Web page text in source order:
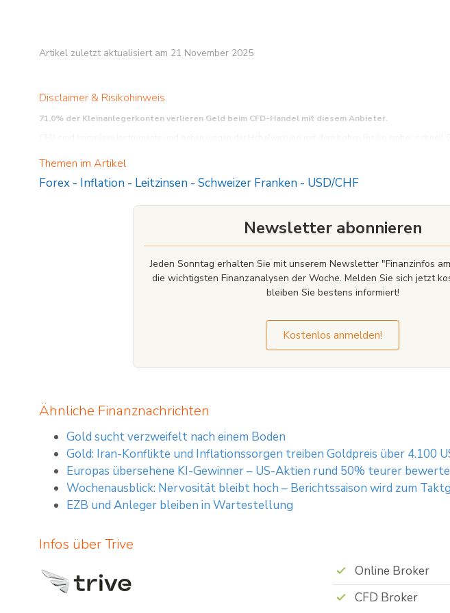
Artikel zuletzt aktualisiert am 21 November 2025
Disclaimer & Risikohinweis
71,0% der Kleinanlegerkonten verlieren Geld beim CFD-Handel mit diesem Anbieter.
sowohl steigen als auch sinken.
Themen im Artikel
Forex - Inflation - Leitzinsen -Schweizer Franken - USD/CHF
Newsletter abonnieren
Jeden Sonntag erhalten Sie mit unserem Newsletter "Finanzinfos
die wichtigsten Finanzanalysen der Woche. Melden Sie sich jetzt
bleiben Sie bestens informiert!
Kostenlos anmelden!
Ähnliche Finanznachrichten
Gold sucht verzweifelt nach einem Boden
Gold: Iran-Konflikte und Inflationssorgen treiben Goldpreis über 4.100
Europas übersehene KI-Gewinner – US-Aktien rund 50% teurer
Wochenausblick: Nervosität bleibt hoch – Berichtssaison wird zum
EZB und Anleger bleiben in Wartestellung
Infos über Trive
Online Broker
CFD Broker